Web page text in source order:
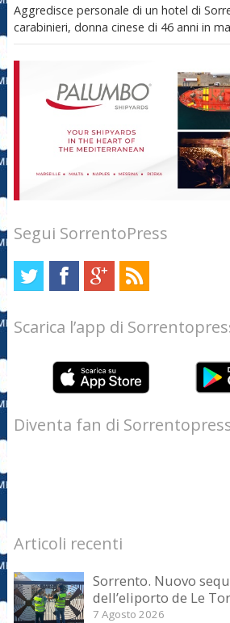
Aggredisce personale di un hotel di
carabinieri, donna cinese di 46 anni in
Segui SorrentoPress
Scarica l’app di
Diventa fan di
Articoli recenti
Sorrento. Nuovo
dell’eliporto de Le
7 Agosto 2026